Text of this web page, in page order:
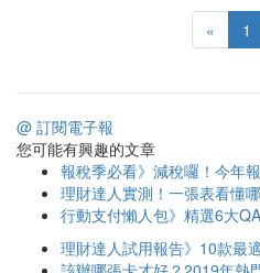
« 1
@ 訂閱電子報
您可能有興趣的文章
報稅季必看》減稅囉！今年
理財達人實測！一張表看懂
行動支付懶人包》精選6大
理財達人試用報告》10款最